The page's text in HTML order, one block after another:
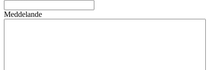
Meddelande